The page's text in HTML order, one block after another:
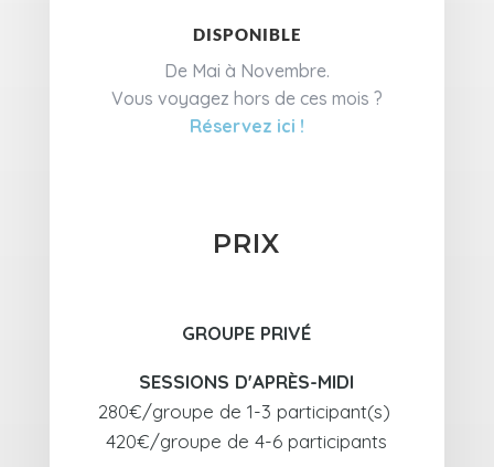
DISPONIBLE
De Mai à Novembre.
Vous voyagez hors de ces mois ?
Réservez ici !
PRIX
GROUPE PRIVÉ
SESSIONS D'APRÈS-MIDI
280€/groupe de 1-3 participant(s)
420€/groupe de 4-6 participants